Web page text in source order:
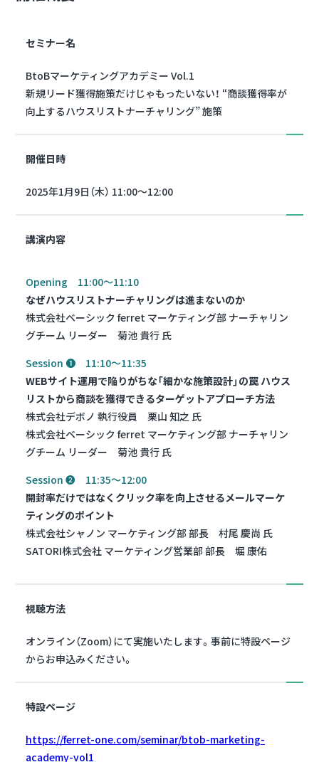
セミナー名
BtoBマーケティングアカデミー Vol.1
新規リード獲得施策だけじゃもったいない！ “商談獲得率が
向上するハウスリストナーチャリング” 施策
開催日時
2025年1月9日（木） 11:00～12:00
講演内容
Opening 11:00～11:10
なぜハウスリストナーチャリングは進まないのか
株式会社ベーシック ferret マーケティング部 ナーチャリン
グチーム リーダー 菊池 貴行 氏
Session ❶ 11:10～11:35
WEBサイト運用で陥りがちな「細かな施策設計」の罠 ハウス
リストから商談を獲得できるターゲットアプローチ方法
株式会社デボノ 執行役員 栗山 知之 氏
株式会社ベーシック ferret マーケティング部 ナーチャリン
グチーム リーダー 菊池 貴行 氏
Session ➋ 11:35～12:00
開封率だけではなくクリック率を向上させるメールマーケ
ティングのポイント
株式会社シャノン マーケティング部 部長 村尾 慶尚 氏
SATORI株式会社 マーケティング営業部 部長 堀 康佑
視聴方法
オンライン（Zoom）にて実施いたします。事前に特設ページ
からお申込みください。
特設ページ
https://ferret-one.com/seminar/btob-marketing-
academy-vol1